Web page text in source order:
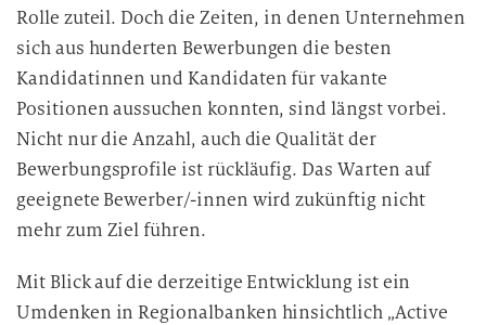
Rolle zuteil. Doch die Zeiten, in denen Unternehmen
sich aus hunderten Bewerbungen die besten
Kandidatinnen und Kandidaten für vakante
Positionen aussuchen konnten, sind längst vorbei.
Nicht nur die Anzahl, auch die Qualität der
Bewerbungsprofile ist rückläufig. Das Warten auf
geeignete Bewerber/-innen wird zukünftig nicht
mehr zum Ziel führen.
Mit Blick auf die derzeitige Entwicklung ist ein
Umdenken in Regionalbanken hinsichtlich „Active